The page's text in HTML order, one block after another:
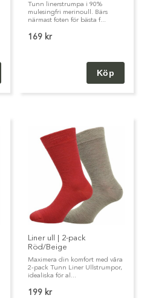
Tunn linerstrumpa i 90%
mulesingfri merinoull. Bärs
närmast foten för bästa f...
169 kr
Liner ull | 2-pack
Röd/Beige
Maximera din komfort med våra
2-pack Tunn Liner Ullstrumpor,
idealiska för al...
199 kr